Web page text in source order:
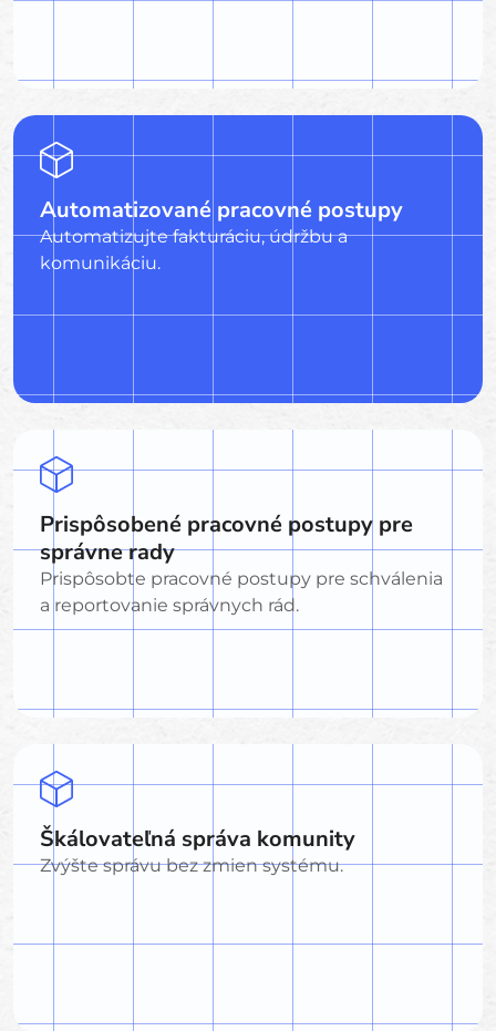
Automatizované pracovné postupy
Automatizujte fakturáciu, údržbu a
komunikáciu.
Prispôsobené pracovné postupy pre
správne rady
Prispôsobte pracovné postupy pre schválenia
a reportovanie správnych rád.
Škálovateľná správa komunity
Zvýšte správu bez zmien systému.